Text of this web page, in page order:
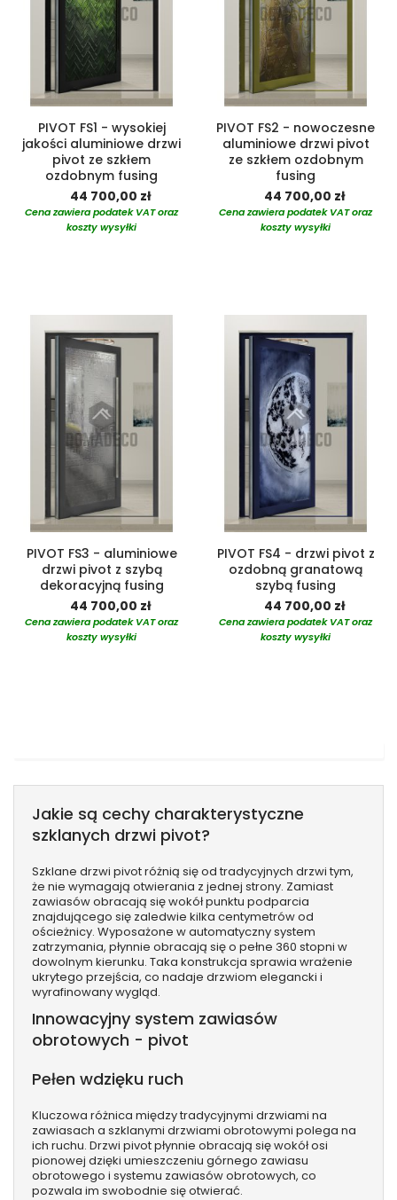
PIVOT FS1 - wysokiej
jakości aluminiowe drzwi
pivot ze szkłem
ozdobnym fusing
44 700,00 zł
Cena zawiera podatek VAT oraz
koszty wysyłki
PIVOT FS2 - nowoczesne
aluminiowe drzwi pivot
ze szkłem ozdobnym
fusing
44 700,00 zł
Cena zawiera podatek VAT oraz
koszty wysyłki
PIVOT FS3 - aluminiowe
drzwi pivot z szybą
dekoracyjną fusing
44 700,00 zł
Cena zawiera podatek VAT oraz
koszty wysyłki
PIVOT FS4 - drzwi pivot z
ozdobną granatową
szybą fusing
44 700,00 zł
Cena zawiera podatek VAT oraz
koszty wysyłki
Jakie są cechy charakterystyczne
szklanych drzwi pivot?
Szklane drzwi pivot różnią się od tradycyjnych drzwi tym,
że nie wymagają otwierania z jednej strony. Zamiast
zawiasów obracają się wokół punktu podparcia
znajdującego się zaledwie kilka centymetrów od
ościeżnicy. Wyposażone w automatyczny system
zatrzymania, płynnie obracają się o pełne 360 stopni w
dowolnym kierunku. Taka konstrukcja sprawia wrażenie
ukrytego przejścia, co nadaje drzwiom elegancki i
wyrafinowany wygląd.
Innowacyjny system zawiasów
obrotowych - pivot
Pełen wdzięku ruch
Kluczowa różnica między tradycyjnymi drzwiami na
zawiasach a szklanymi drzwiami obrotowymi polega na
ich ruchu. Drzwi pivot płynnie obracają się wokół osi
pionowej dzięki umieszczeniu górnego zawiasu
obrotowego i systemu zawiasów obrotowych, co
pozwala im swobodnie się otwierać.